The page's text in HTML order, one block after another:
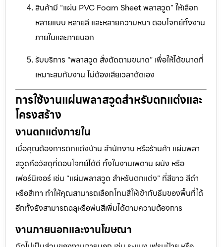
สินค้ามี “แผ่น PVC Foam Sheet พลาสวูด” ให้เลือก
หลายแบบ หลายสี และหลายความหนา ตอบโจทย์ทั้งงาน
ภายในและภายนอก
รับบริการ “พลาสวูด สั่งตัดตามขนาด” เพื่อให้ได้ขนาดที่
เหมาะสมกับงาน ไม่ต้องเสียเวลาตัดเอง
การใช้งานแผ่นพลาสวูดสำหรับตกแต่งและ
โครงสร้าง
งานตกแต่งภายใน
เมื่อคุณต้องการตกแต่งบ้าน สำนักงาน หรือร้านค้า แผ่นพลา
สวูดคือวัสดุที่ตอบโจทย์ได้ดี ทั้งในงานเพดาน ผนัง หรือ
เฟอร์นิเจอร์ เช่น “แผ่นพลาสวูด สำหรับตกแต่ง” ที่สีขาว สีดำ
หรือสีเทา ทำให้คุณสามารถเลือกโทนสีให้เข้ากับธีมของพื้นที่ได้
อีกทั้งยังสามารถฉลุหรือพ่นสีเพิ่มได้ตามความต้องการ
งานภายนอกและงานโฆษณา